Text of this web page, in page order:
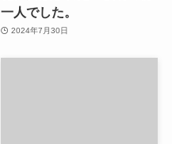
一人でした。
2024年7月30日